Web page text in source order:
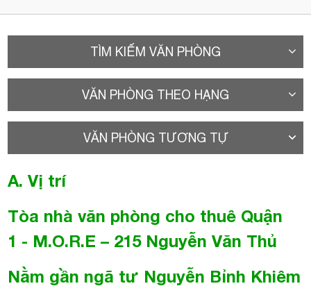
VĂN PHÒNG TƯƠNG TỰ
Tòa nhà văn phòng cho thuê Quận
1- M.O.R.E – 215 Nguyễn Văn Thủ
Nằm gần ngã tư Nguyễn Bỉnh Khiêm
và Nguyễn Văn Thủ Đường Nguyễn
đường trọng yếu của quận 1, nối
liền quận 1 và quận 3; cắt ngang
những trục đường chính như